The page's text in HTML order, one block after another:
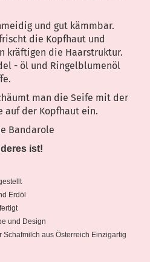
und gut kämmbar.
die Kopfhaut und
kräftigen die Haarstruktur.
- öl und Ringelblumenöl
man die Seife mit der
auf der Kopfhaut ein.
Bandarole
ist!
Erdöl
und Design
Schafmilch aus Österreich Einzigartig